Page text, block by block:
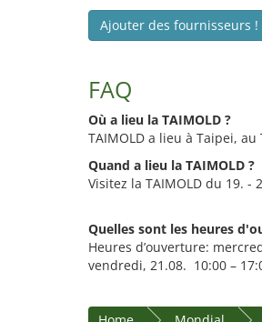
Ajouter des fournisseurs !
FAQ
Où a lieu la TAIMOLD ?
TAIMOLD a lieu à Taipei,
Quand a lieu la TAIMOLD ?
Visitez la TAIMOLD du 19. -
Quelles sont les heures
Heures d’ouverture:
vendredi, 21.08. 10:00 –